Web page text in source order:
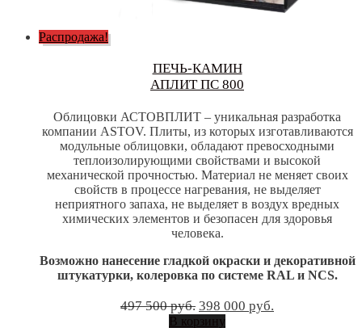
Распродажа!
ПЕЧЬ-КАМИН
АПЛИТ ПС 800
Облицовки АСТОВПЛИТ – уникальная разработка
компании ASTOV. Плиты, из которых изготавливаются
модульные облицовки, обладают превосходными
теплоизолирующими свойствами и высокой
механической прочностью. Материал не меняет своих
свойств в процессе нагревания, не выделяет
неприятного запаха, не выделяет в воздух вредных
химических элементов и безопасен для здоровья
человека.
Возможно нанесение гладкой окраски и декоративной
штукатурки, колеровка по системе RAL и NCS.
497 500руб. Первоначальная
цена
398 000 руб.
цена:
В корзину